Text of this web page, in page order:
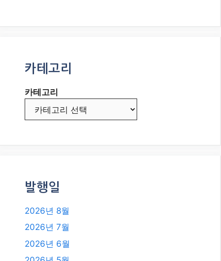
카테고리
카테고리
발행일
2026년 8월
2026년 7월
2026년 6월